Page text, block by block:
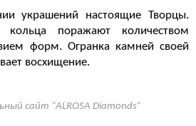
украшений настоящие Творцы.
поражают количеством
форм. Огранка камней своей
восхищение.
сайт “ALROSA Diamonds”